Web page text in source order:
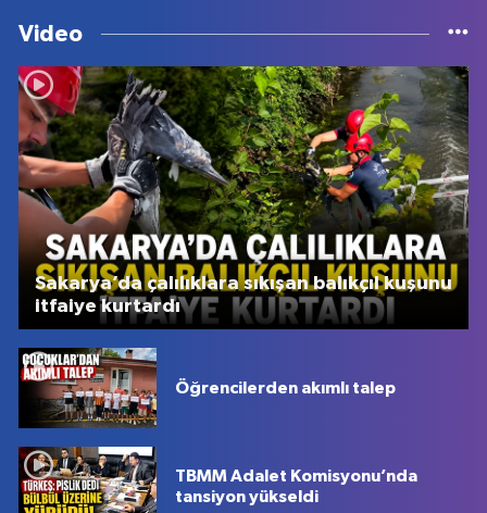
Video
Sakarya’da çalılıklara sıkışan balıkçıl kuşunu
itfaiye kurtardı
Öğrencilerden akımlı talep
TBMM Adalet Komisyonu’nda
tansiyon yükseldi